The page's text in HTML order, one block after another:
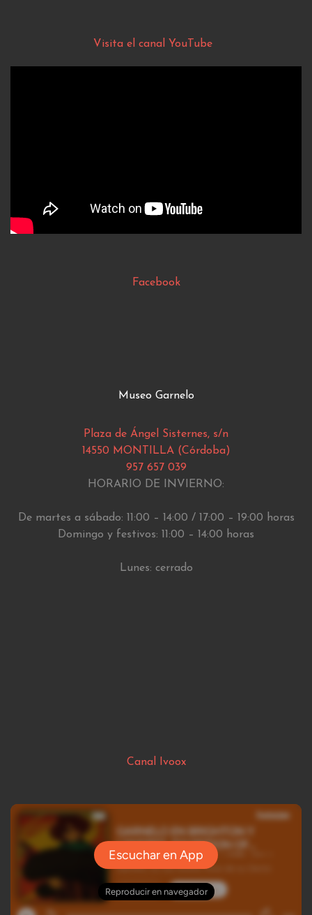
Visita el canal YouTube
Facebook
Museo Garnelo
Plaza de Ángel Sisternes, s/n
14550 MONTILLA (Córdoba)
957 657 039
HORARIO DE INVIERNO:
De martes a sábado: 11:00 – 14:00 / 17:00 – 19:00 horas
Domingo y festivos: 11:00 – 14:00 horas
Lunes: cerrado
Canal Ivoox